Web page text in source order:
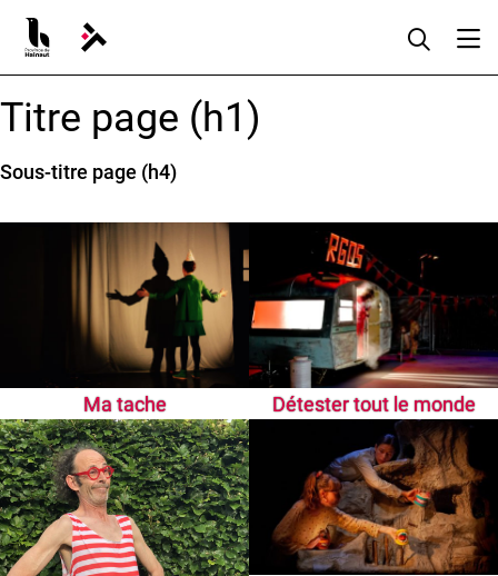
Titre page (h1)
Sous-titre page (h4)
Ma tache Détester tout le monde